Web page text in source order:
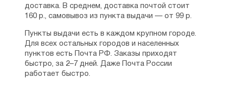
Член Союза кинематографистов России
с февраля 1984г.
Лауреат Всероссийской литературной
премии имени св. преподобного Серафима
Саровского (2004), Всероссийской
литературной премии им.Ивана Ильина
(2004), Всероссийской литературной
доставка. В среднем, доставка почтой стоит
160 р., самовывоз из пункта выдачи — от 99 р.
Пункты выдачи есть в каждом крупном городе.
Для всех остальных городов и населенных
пунктов есть Почта РФ. Заказы приходят
быстро, за 2–7 дней. Даже Почта России
работает быстро.